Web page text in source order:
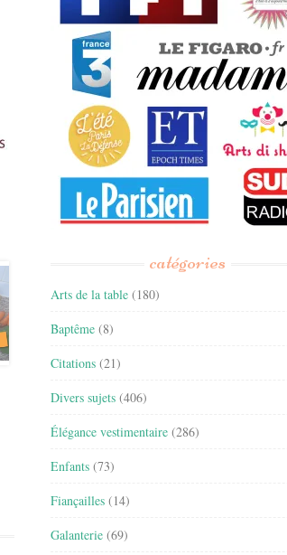
catégories
Arts de la table (180)
Baptême (8)
Citations (21)
Divers sujets (406)
Élégance vestimentaire (286)
Enfants (73)
Fiançailles (14)
Galanterie (69)